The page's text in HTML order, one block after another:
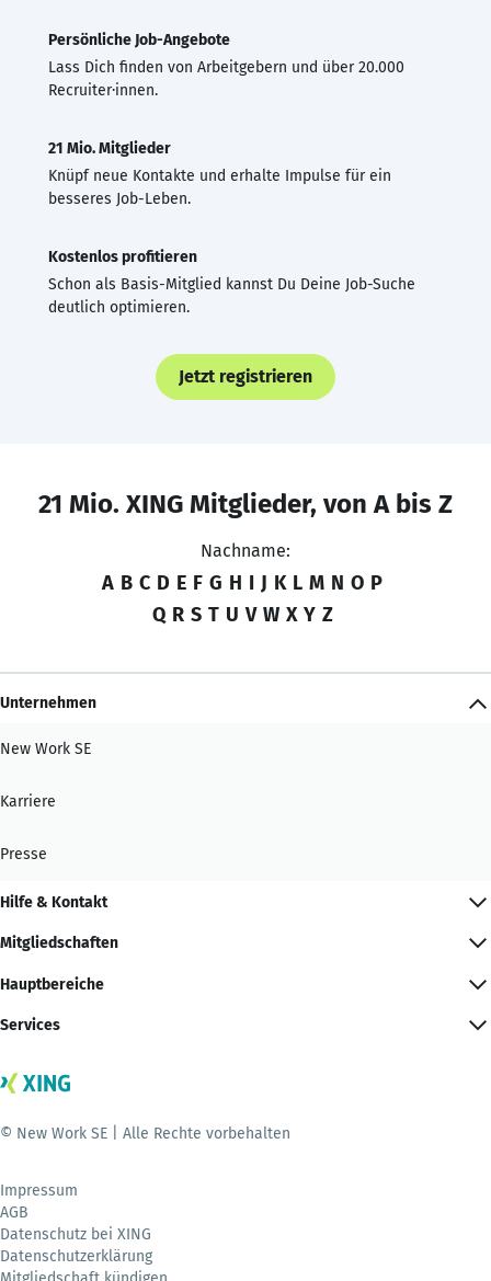
Persönliche Job-Angebote
Lass Dich finden von Arbeitgebern und über 20.000
Recruiter·innen.
21 Mio. Mitglieder
Knüpf neue Kontakte und erhalte Impulse für ein
besseres Job-Leben.
Kostenlos profitieren
Schon als Basis-Mitglied kannst Du Deine Job-Suche
deutlich optimieren.
Jetzt registrieren
21 Mio. XING Mitglieder, von A bis Z
Nachname:
A B C D E F G H I J K L M N O P
Q R S T U V W X Y Z
Unternehmen
New Work SE
Karriere
Presse
Hilfe & Kontakt
Mitgliedschaften
Hauptbereiche
Services
© New Work SE | Alle Rechte vorbehalten
Impressum
AGB
Datenschutz bei XING
Datenschutzerklärung